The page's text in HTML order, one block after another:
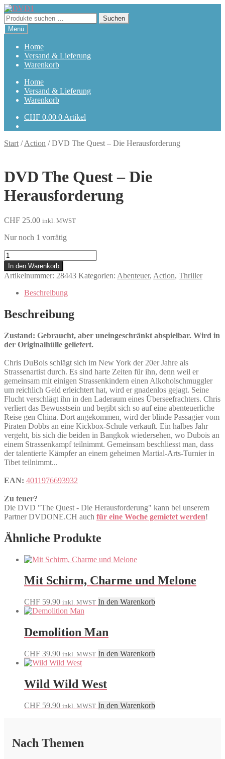
Zur
Navigation
springen
Zum
Inhalt
springen
Suchen
nach:
Suchen
Menü
Home
Versand & Lieferung
Warenkorb
Home
Versand & Lieferung
Warenkorb
CHF 0.00 0 Artikel
Start /Action /DVD The Quest – Die Herausforderung
DVD The Quest – Die
Herausforderung
CHF 25.00 inkl. MWST
Nur noch 1 vorrätig
The
Quest
-
Die
Herausforderung
Menge
In den Warenkorb
Artikelnummer: 28443 Kategorien: Abenteuer, Action, Thriller
Beschreibung
Beschreibung
Zustand: Gebraucht, aber uneingeschränkt abspielbar. Wird in
der Originalhülle geliefert.
Chris DuBois schlägt sich im New York der 20er Jahre als
Strassenartist durch. Es sind harte Zeiten für ihn, denn weil er
gemeinsam mit einigen Strassenkindern einen Alkoholschmuggler
um reichlich Geld erleichtert hat, wird er gnadenlos gejagt. Seine
Flucht verschlägt ihn in den Laderaum eines Überseefrachters. Chris
verliert das Bewusstsein und begibt sich so auf eine abenteuerliche
Reise gen China. Dort angekommen, wird der blinde Passagier vom
Piraten Dobbs an eine Kickbox-Schule verkauft. Ein halbes Jahr
vergeht, bis sich die beiden in Bangkok wiedersehen, wo Dubois an
einem Strassenkampf teilnimmt. Gemeinsam beschliesst man, dass
der talentierte Kämpfer an einem geheimen Martial-Arts-Turnier in
Tibet teilnimmt...
EAN: 4011976693932
Zu teuer?
Die DVD "The Quest - Die Herausforderung" kann bei unserem
Partner DVDONE.CH auch für eine Woche gemietet werden!
Ähnliche Produkte
Mit Schirm, Charme und Melone
CHF 59.90 inkl. MWST In den Warenkorb
Demolition Man
CHF 39.90 inkl. MWST In den Warenkorb
Wild Wild West
CHF 59.90 inkl. MWST In den Warenkorb
Nach Themen